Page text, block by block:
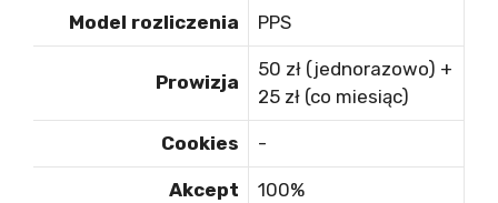
Model rozliczenia PPS
Prowizja
50 zł (jednorazowo) +
25 zł (co miesiąc)
Cookies -
Akcept 100%